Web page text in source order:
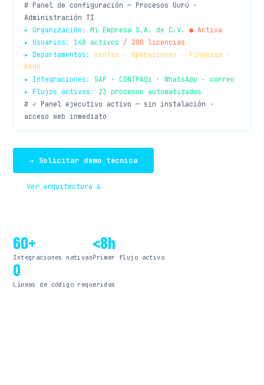
# Panel de configuración — Procesos Gurú ·
Administración TI
▸ Organización:
Mi Empresa S.A. de C.V.
● Activa
▸ Usuarios:
148 activos / 200 licencias
▸ Departamentos:
Ventas · Operaciones · Finanzas ·
RRHH
▸ Integraciones:
SAP · CONTPAQi · WhatsApp · correo
▸ Flujos activos:
23 procesos automatizados
# ✓ Panel ejecutivo activo — sin instalación ·
acceso web inmediato
→ Solicitar demo técnica
Ver arquitectura ↓
60+
Integraciones nativas
<8h
Primer flujo activo
0
Líneas de código requeridas